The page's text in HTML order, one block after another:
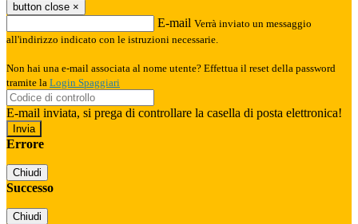
button close ×
E-mail Verrà inviato un messaggio
all'indirizzo indicato con le istruzioni necessarie.
Non hai una e-mail associata al nome utente? Effettua il reset della password
tramite la Login Spaggiari
E-mail inviata, si prega di controllare la casella di posta elettronica!
Errore
Chiudi
Successo
Chiudi